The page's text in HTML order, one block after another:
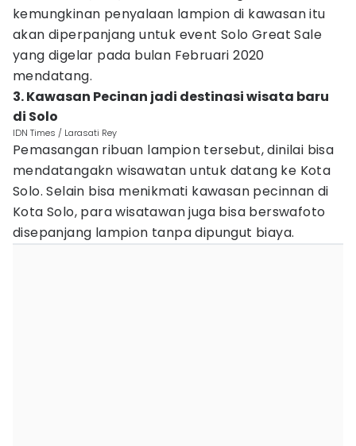
kemungkinan penyalaan lampion di kawasan itu
akan diperpanjang untuk event Solo Great Sale
yang digelar pada bulan Februari 2020
mendatang.
3. Kawasan Pecinan jadi destinasi wisata baru
di Solo
IDN Times / Larasati Rey
Pemasangan ribuan lampion tersebut, dinilai bisa
mendatangakn wisawatan untuk datang ke Kota
Solo. Selain bisa menikmati kawasan pecinnan di
Kota Solo, para wisatawan juga bisa berswafoto
disepanjang lampion tanpa dipungut biaya.